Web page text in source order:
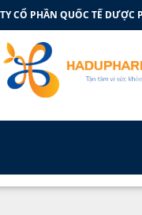
CỔ PHẦN QUỐC TẾ DƯỢC